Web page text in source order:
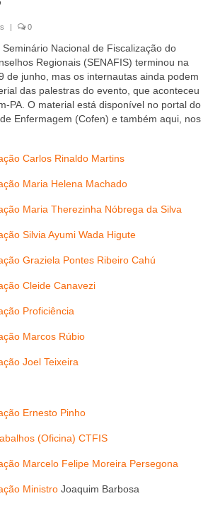
e Diretoria
Técnicas
Serviços ao Cidadão
Triênio 2027-2029
2023
Anteriores
presidente
licitação
| 0
Nacional de Fiscalização do
Regionais (SENAFIS) terminou na
de junho, mas os internautas ainda podem
das palestras do evento, que aconteceu
PA. O material está disponível no portal do
Enfermagem (Cofen) e também aqui, nos
Carlos Rinaldo Martins
Maria Helena Machado
Maria Therezinha Nóbrega da Silva
Silvia Ayumi Wada Higute
Graziela Pontes Ribeiro Cahú
Cleide Canavezi
Proficiência
Marcos Rúbio
Joel Teixeira
Ernesto Pinho
(Oficina) CTFIS
Marcelo Felipe Moreira Persegona
Ministro Joaquim Barbosa